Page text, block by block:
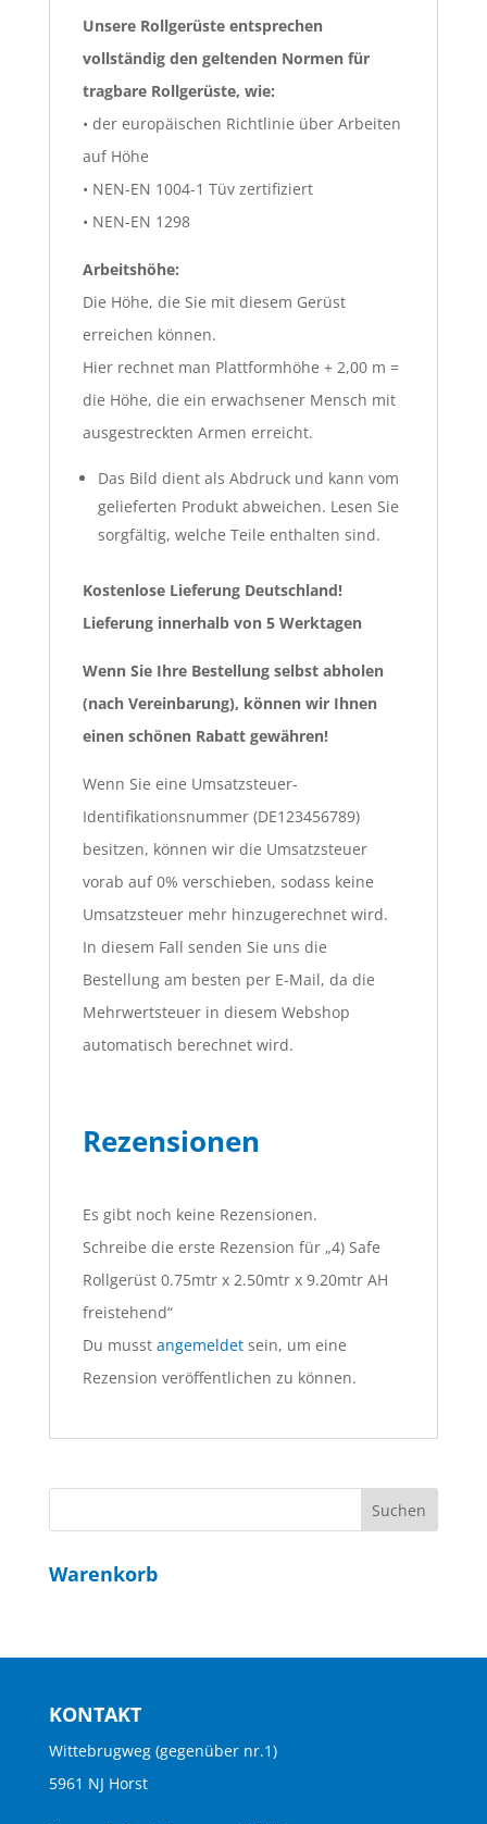
Unsere Rollgerüste entsprechen
vollständig den geltenden Normen für
tragbare Rollgerüste, wie:
• der europäischen Richtlinie über Arbeiten
auf Höhe
• NEN-EN 1004-1 Tüv zertifiziert
• NEN-EN 1298
Arbeitshöhe:
Die Höhe, die Sie mit diesem Gerüst
erreichen können.
Hier rechnet man Plattformhöhe + 2,00 m =
die Höhe, die ein erwachsener Mensch mit
ausgestreckten Armen erreicht.
Das Bild dient als Abdruck und kann vom
gelieferten Produkt abweichen. Lesen Sie
sorgfältig, welche Teile enthalten sind.
Kostenlose Lieferung Deutschland!
Lieferung innerhalb von 5 Werktagen
Wenn Sie Ihre Bestellung selbst abholen
(nach Vereinbarung), können wir Ihnen
einen schönen Rabatt gewähren!
Wenn Sie eine Umsatzsteuer-
Identifikationsnummer (DE123456789)
besitzen, können wir die Umsatzsteuer
vorab auf 0% verschieben, sodass keine
Umsatzsteuer mehr hinzugerechnet wird.
In diesem Fall senden Sie uns die
Bestellung am besten per E-Mail, da die
Mehrwertsteuer in diesem Webshop
automatisch berechnet wird.
Rezensionen
Es gibt noch keine Rezensionen.
Schreibe die erste Rezension für „4) Safe
Rollgerüst 0.75mtr x 2.50mtr x 9.20mtr AH
freistehend“
Du musst angemeldetsein, um eine
Rezension veröffentlichen zu können.
Warenkorb
KONTAKT
Wittebrugweg (gegenüber nr.1)
5961 NJ Horst